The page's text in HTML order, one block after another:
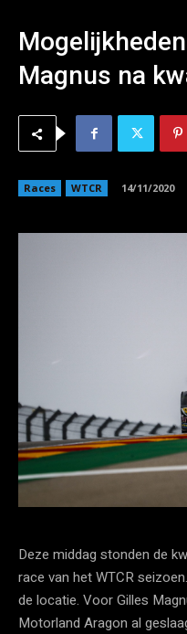
Magnus na
Races WTCR 14/11/2020
Deze middag stonden de
race van het WTCR
de locatie. Voor Gilles
Motorland Aragon al